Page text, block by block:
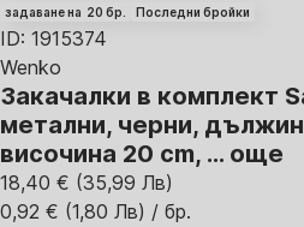
задаване на 20 бр. Последни бройки
ID: 1915374
Wenko
Закачалки в комплект
метални, черни,
височина 20 cm, … още
18,40 € (35,99 Лв)
0,92 € (1,80 Лв) / бр.